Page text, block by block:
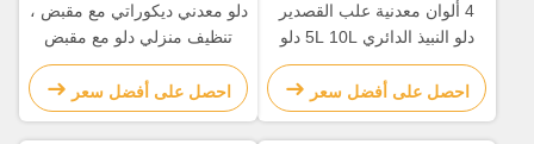
4 ألوان معدنية علب القصدير
دلو النبيذ الدائري 5L 10L دلو
الثلج الكبير
احصل على أفضل سعر
دلو معدني ديكوراتي مع مقبض ،
تنظيف منزلي دلو مع مقبض
احصل على أفضل سعر